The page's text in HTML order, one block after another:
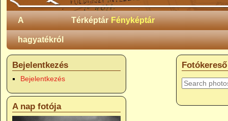
A
hagyatékról
Térképtár Fényképtár
Fotókereső
Bejelentkezés
Bejelentkezés
A nap fotója